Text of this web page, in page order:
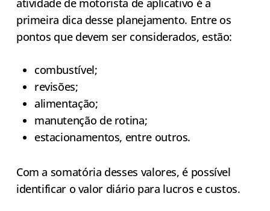
primeira dica desse planejamento. Entre os
pontos que devem ser considerados, estão:
combustível;
revisões;
alimentação;
manutenção de rotina;
estacionamentos, entre outros.
Com a somatória desses valores, é possível
identificar o valor diário para lucros e custos.